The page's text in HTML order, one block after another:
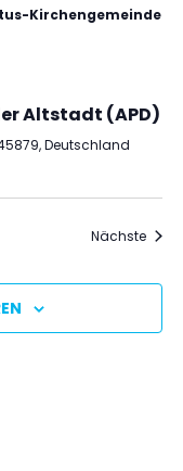
Kirchengemeinde
Altstadt (APD)
Deutschland
Nächste